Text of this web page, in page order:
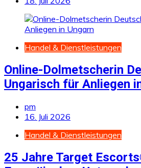
Handel & Dienstleistungen
Online-Dolmetscherin
Ungarisch für Anliegen
pm
16. Juli 2026
Handel & Dienstleistungen
25 Jahre Target